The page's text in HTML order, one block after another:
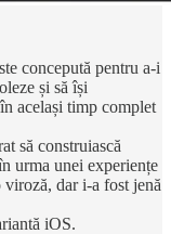
concepută pentru a-i
și să își
același timp complet
să construiască
urma unei experiențe
dar i-a fost jenă
iOS.